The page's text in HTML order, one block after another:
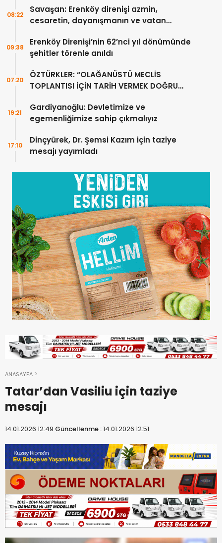
Savaşan: Erenköy direnişi azmin,
cesaretin, dayanışmanın ve vatan
08:22
Erenköy Direnişi’nin 62’nci yıl dönümünde
şehitler törenle anıldı
09:38
ÖZTÜRKLER: “OLAĞANÜSTÜ MECLİS
TOPLANTISI İÇİN TARİH VERMEK DOĞRU
07:20
Gardiyanoğlu: Devletimize ve
egemenliğimize sahip çıkmalıyız
19:21
Dinçyürek, Dr. Şemsi Kazım için taziye
mesajı yayımladı
17:10
ANASAYFA
Tatar’dan Vasiliu için taziye
mesajı
14.01.2026 12:49 Güncellenme :14.01.2026 12:51